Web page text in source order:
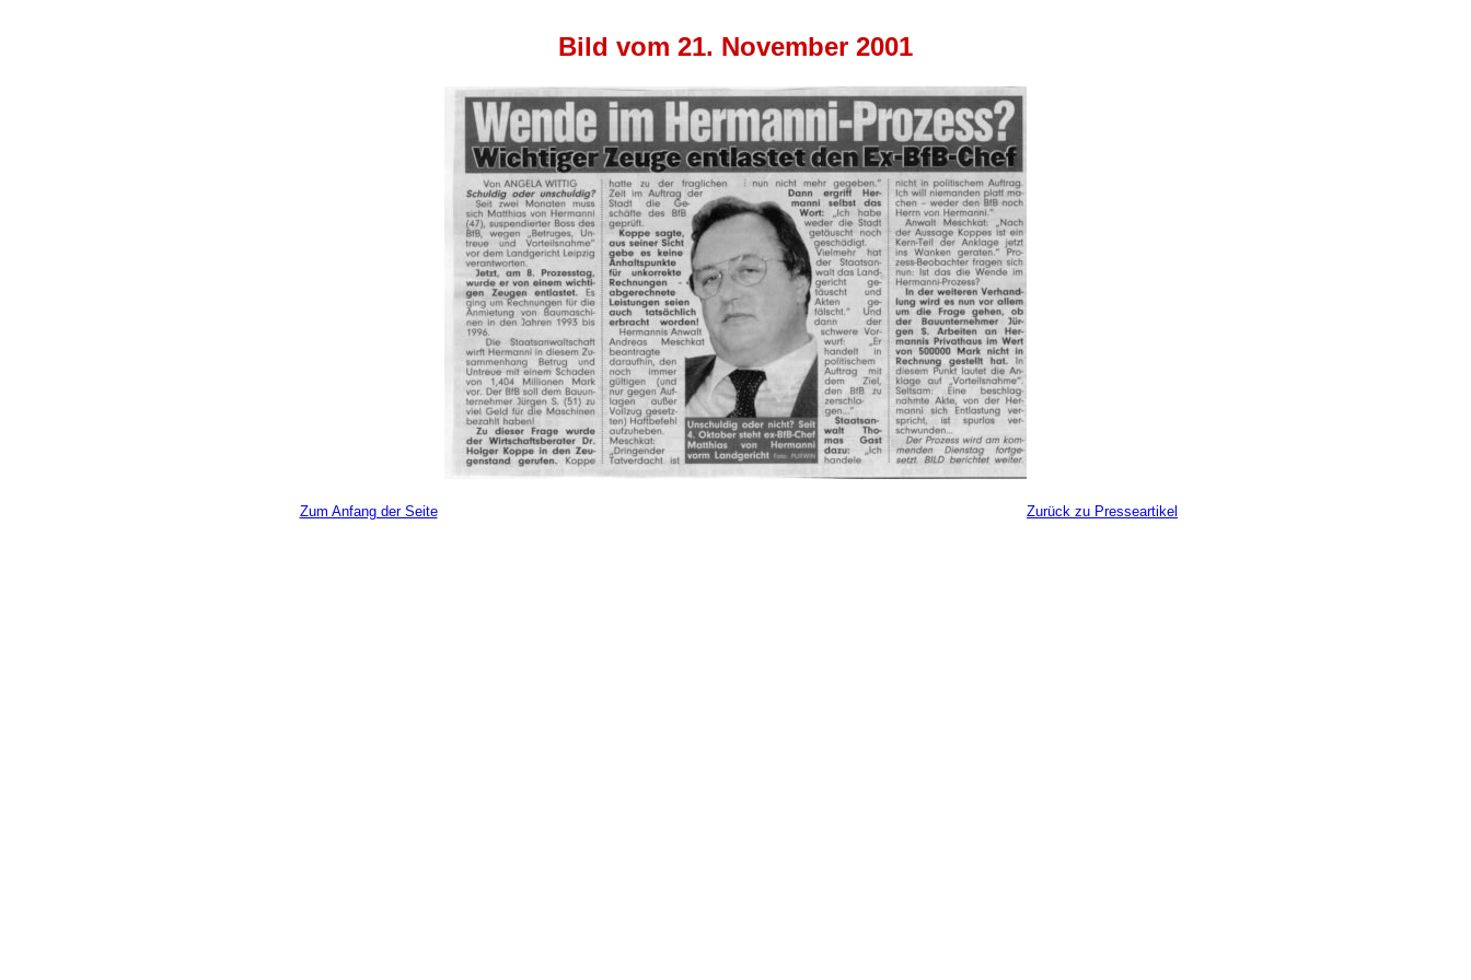
Bild vom 21. November 2001
Zum Anfang der Seite Zurück zu Presseartikel